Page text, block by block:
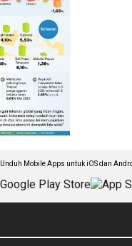
Unduh Mobile Apps untuk iOS dan